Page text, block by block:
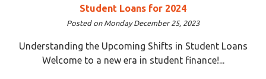
Student Loans for 2024
Posted on Monday December 25, 2023
Understanding the Upcoming Shifts in Student Loans
Welcome to a new era in student finance!...